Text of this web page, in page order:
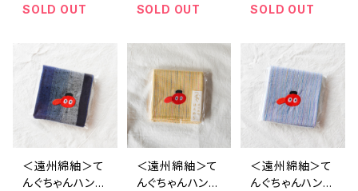
SOLD OUT
SOLD OUT
m）
SOLD OUT
＜遠州綿紬＞て
んぐちゃんハンカ
＜遠州綿紬＞て
んぐちゃんハンカ
＜遠州綿紬＞て
んぐちゃんハンカ